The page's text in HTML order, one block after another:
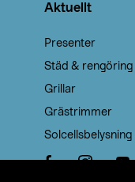
Aktuellt
Presenter
Städ & rengöring
Grillar
Grästrimmer
Solcellsbelysning